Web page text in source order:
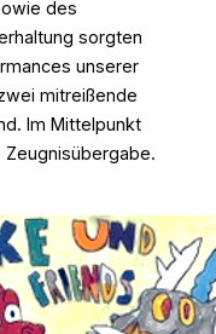
des
sorgten
unserer
mitreißende
Im Mittelpunkt